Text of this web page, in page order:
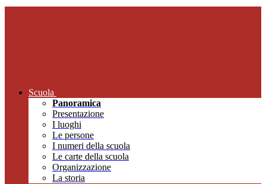
Scuola
Panoramica
Presentazione
I luoghi
Le persone
I numeri della scuola
Le carte della scuola
Organizzazione
La storia